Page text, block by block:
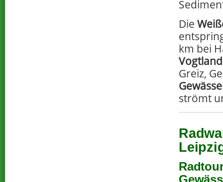
Die
km bei
Vogtland
Greiz,
strömt